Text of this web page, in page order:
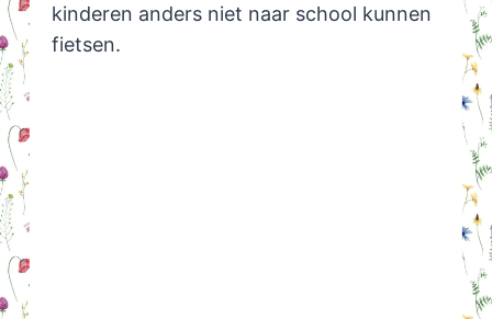
kinderen anders niet naar school kunnen
fietsen.